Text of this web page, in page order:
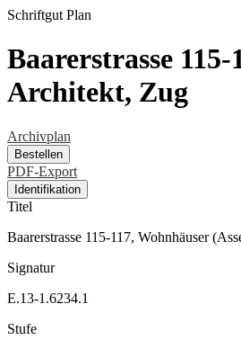
Schriftgut Plan
Baarerstrasse
Architekt, Zug
Archivplan
Bestellen
PDF-Export
Identifikation
Titel
Baarerstrasse 115-117, Wohnhäuser
Signatur
E.13-1.6234.1
Stufe